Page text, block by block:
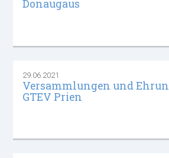
Donaugaus
29.06.2021
Versammlungen und
GTEV Prien